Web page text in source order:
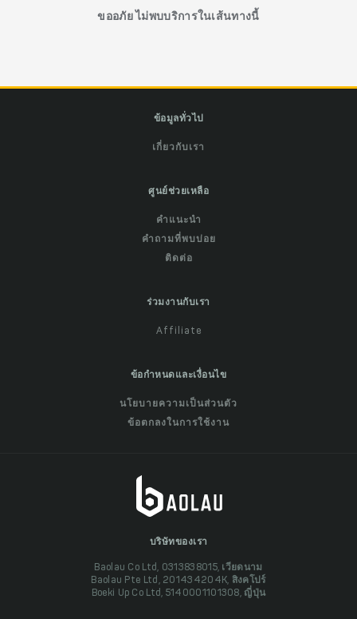
ขออภัย ไม่พบบริการในเส้นทางนี้
ข้อมูลทั่วไป
เกี่ยวกับเรา
ศูนย์ช่วยเหลือ
คำแนะนำ
คำถามที่พบบ่อย
ติดต่อ
ร่วมงานกับเรา
Affiliate
ข้อกำหนดและเงื่อนไข
นโยบายความเป็นส่วนตัว
ข้อตกลงในการใช้งาน
บริษัทของเรา
Baolau Co Ltd, 0313838015, เวียดนาม
Baolau Pte Ltd, 201434204K, สิงคโปร์
Boeki Up Co Ltd, 5140001101308, ญี่ปุ่น